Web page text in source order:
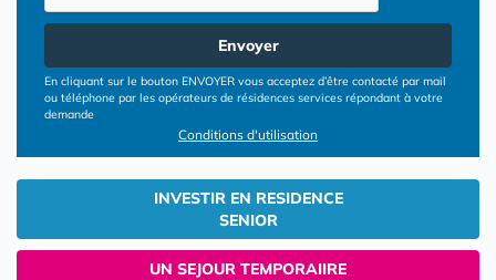
Envoyer
En cliquant sur le bouton ENVOYER vous acceptez d’être contacté par mail
ou téléphone par les opérateurs de résidences services répondant à votre
demande
Conditions d'utilisation
INVESTIR EN RESIDENCE
SENIOR
UN SEJOUR TEMPORAIIRE